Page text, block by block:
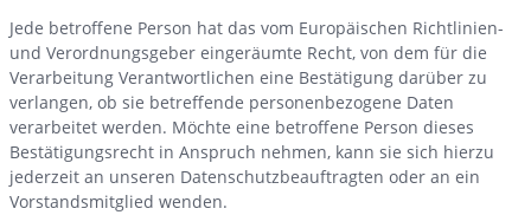
Jede betroffene Person hat das vom Europäischen Richtlinien-
und Verordnungsgeber eingeräumte Recht, von dem für die
Verarbeitung Verantwortlichen eine Bestätigung darüber zu
verlangen, ob sie betreffende personenbezogene Daten
verarbeitet werden. Möchte eine betroffene Person dieses
Bestätigungsrecht in Anspruch nehmen, kann sie sich hierzu
jederzeit an unseren Datenschutzbeauftragten oder an ein
Vorstandsmitglied wenden.